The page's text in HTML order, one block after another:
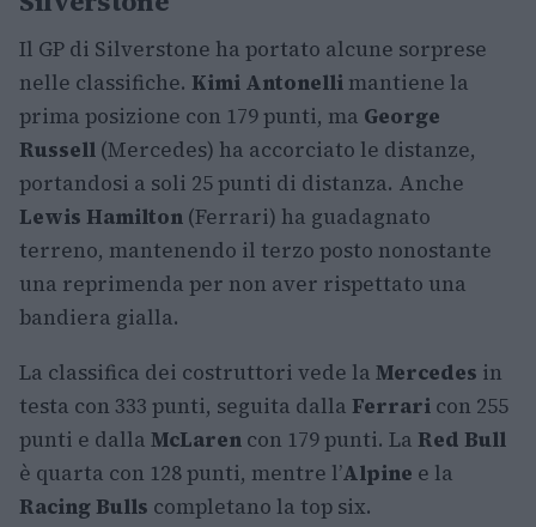
Il GP di Silverstone ha portato alcune sorprese
nelle classifiche. Kimi Antonelli mantiene la
prima posizione con 179 punti, ma George
Russell (Mercedes) ha accorciato le distanze,
portandosi a soli 25 punti di distanza. Anche
Lewis Hamilton (Ferrari) ha guadagnato
terreno, mantenendo il terzo posto nonostante
una reprimenda per non aver rispettato una
bandiera gialla.
La classifica dei costruttori vede la Mercedes in
testa con 333 punti, seguita dalla Ferrari con 255
punti e dalla McLaren con 179 punti. La Red Bull
è quarta con 128 punti, mentre l’Alpine e la
Racing Bulls completano la top six.